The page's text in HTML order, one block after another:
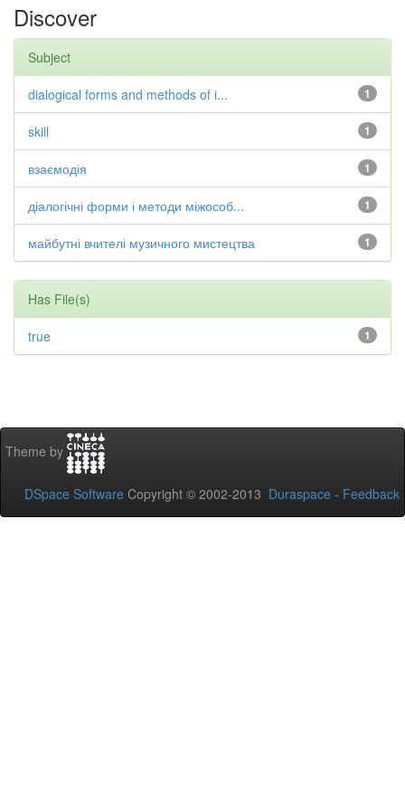
Discover
Subject
1
dialogical forms and methods of i...
1
skill
1
взаємодія
1
діалогічні форми і методи міжособ...
1
майбутні вчителі музичного мистецтва
Has File(s)
1
true
Theme by
DSpace Software Copyright © 2002-2013 Duraspace - Feedback